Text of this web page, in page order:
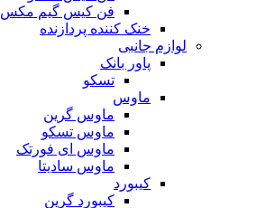
فن کیس گیم مکس
خنک کننده پردازنده
لوازم جانبی
پاور بانک
تسکو
ماوس
ماوس گرین
ماوس تسکو
ماوس ای فورتک
ماوس سادیتا
کیبورد
کیبورد گرین